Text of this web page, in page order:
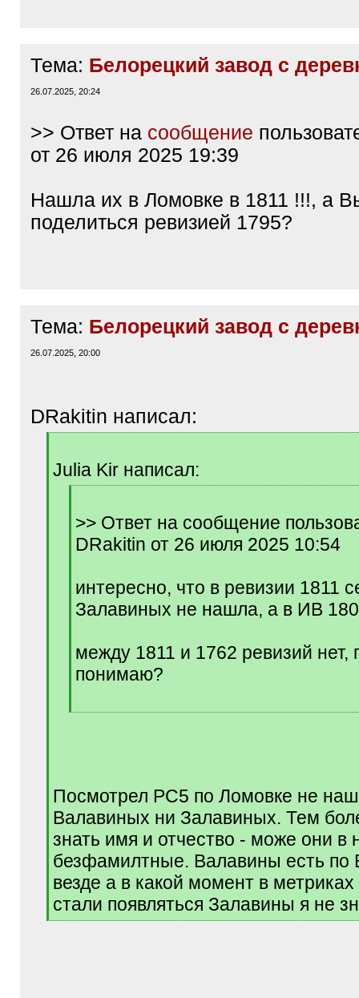
Тема: Белорецкий завод с
26.07.2025, 20:24
>> Ответ на сообщение
от 26 июля 2025 19:39
Нашла их в Ломовке в 1811 !!!, а
поделиться ревизией 1795?
Тема: Белорецкий завод с
26.07.2025, 20:00
DRakitin написал:
]Julia Kir написал:
]>> Ответ на сообщение
DRakitin от 26 июля 2025 10:54
интересно, что в ревизии 1811
Залавиных не нашла, а в ИВ
между 1811 и 1762 ревизий нет,
понимаю?
[
Посмотрел РС5 по Ломовке не
Валавиных ни Залавиных. Тем
знать имя и отчество - може они в
безфамилтные. Валавины есть по
везде а в какой момент в
стали появляться Залавины я не
[